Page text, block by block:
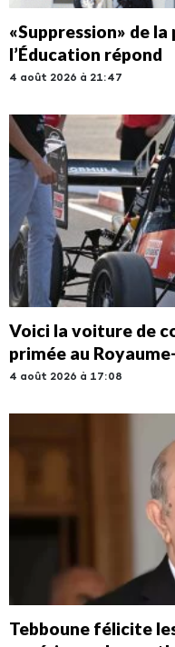
«Suppression» de
l’Éducation répond
4 août 2026 à 21:47
Voici la voiture de
primée au
4 août 2026 à 17:08
Tebboune félicite